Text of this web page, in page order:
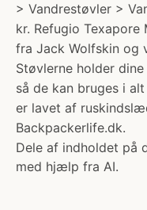
> Vandrestøvler >
kr. Refugio
fra Jack Wolfskin og
Støvlerne holder
så de kan bruges i
er lavet af
Backpackerlife.dk.
Dele af indholdet på
med hjælp fra AI.